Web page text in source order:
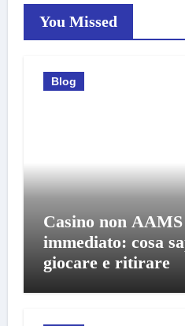
You Missed
Blog
Casino non
immediato: cosa
giocare e ritirare